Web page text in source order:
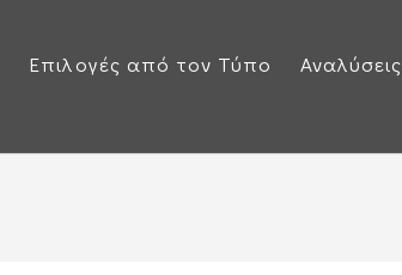
Επιλογές από τον Τύπο
Αναλύσεις